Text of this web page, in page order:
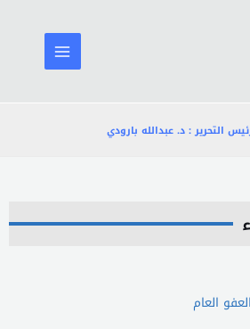
التحرير : د. عبدالله بارودي
العام